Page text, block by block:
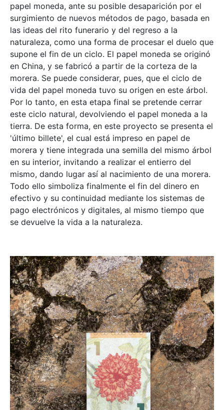
papel moneda, ante su posible desaparición por el
surgimiento de nuevos métodos de pago, basada en
las ideas del rito funerario y del regreso a la
naturaleza, como una forma de procesar el duelo que
supone el fin de un ciclo. El papel moneda se originó
en China, y se fabricó a partir de la corteza de la
morera. Se puede considerar, pues, que el ciclo de
vida del papel moneda tuvo su origen en este árbol.
Por lo tanto, en esta etapa final se pretende cerrar
este ciclo natural, devolviendo el papel moneda a la
tierra. De esta forma, en este proyecto se presenta el
'último billete', el cual está impreso en papel de
morera y tiene integrada una semilla del mismo árbol
en su interior, invitando a realizar el entierro del
mismo, dando lugar así al nacimiento de una morera.
Todo ello simboliza finalmente el fin del dinero en
efectivo y su continuidad mediante los sistemas de
pago electrónicos y digitales, al mismo tiempo que
se devuelve la vida a la naturaleza.